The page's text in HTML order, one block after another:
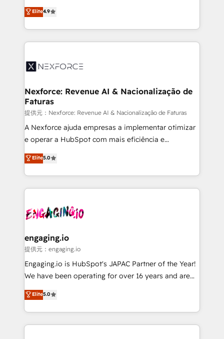
technical know-how and strategic guidance you
need to succeed.
Elite Partner. With 500+ projects across the U.S.,
Brazil, and LATAM, we combine global expertise with
regional experience. Today, we are Brazil’s largest
HubSpot Elite Partner—trusted by companies across
Implementation & Migration Onboarding across all
Station, Freshdesk, Intercom, and more. Custom
objects, automations, and integrations built for
growth. 🚀 AI-Driven GTM Orchestration Unify
HubSpot with LinkedIn, WhatsApp, email, paid
media, and AI voice to drive pipeline. 🤖 AI Custom
prospecting, follow-ups, service triage, and
knowledge retrieval—built in HubSpot. ⚡ Fast-Track
advanced optimization & adoption 📍 São Paulo, BR
• Des Moines, IA • New York, NY
Elite4.9
Nexforce: Revenue AI & Nacionalização de
Faturas
提供元：Nexforce: Revenue AI & Nacionalização de Faturas
A Nexforce ajuda empresas a implementar otimizar
e operar a HubSpot com mais eficiência e
previsibilidade de receita. Combinamos Revenue
Operations (RevOps) e Inteligência Artificial para
estruturar processos integrar sistemas organizar
dados e automatizar operações. O objetivo é
operacional de receita conectando equipes
Também somos distribuidores oficiais da HubSpot
e de mais de 150 softwares globais permitindo
contratar e pagar a HubSpot em reais com nota
fiscal no Brasil e gerar economia de até 50% na
Oferecemos ainda agentes de IA especializados em
HubSpot que automatizam tarefas executam rotinas
Elite5.0
engaging.io
提供元：engaging.io
Engaging.io is HubSpot's JAPAC Partner of the Year!
We have been operating for over 16 years and are
one of HubSpot's most experienced and technically
capable Agency Partners globally. We specialise in
complex CRM migrations, implementations,
integrations, custom CMS portal development,
Elite5.0